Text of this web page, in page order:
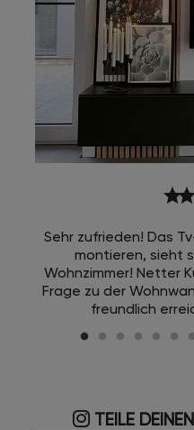
star
Sehr zufrieden! Das
montieren, sieht
Wohnzimmer! Netter
Frage zu der
freundlich
TEILE